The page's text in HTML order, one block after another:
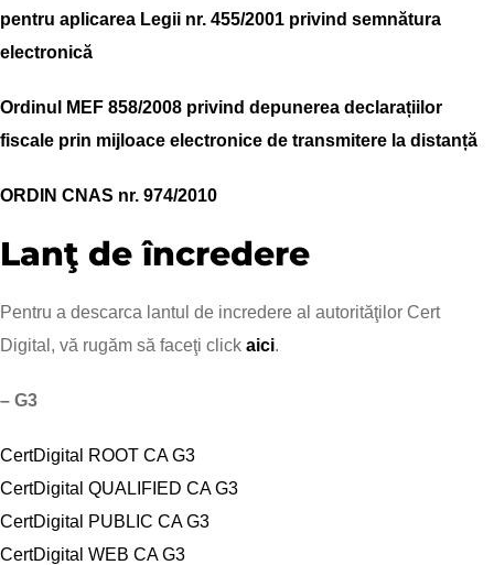
pentru aplicarea Legii nr. 455/2001 privind semnătura
electronică
Ordinul MEF 858/2008 privind depunerea declarațiilor
fiscale prin mijloace electronice de transmitere la distanță
ORDIN CNAS nr. 974/2010
Lanţ de încredere
Pentru a descarca lantul de incredere al autorităţilor Cert
Digital, vă rugăm să faceţi click aici.
– G3
CertDigital ROOT CA G3
CertDigital QUALIFIED CA G3
CertDigital PUBLIC CA G3
CertDigital WEB CA G3